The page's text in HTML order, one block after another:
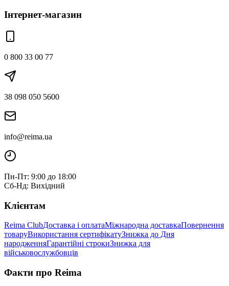
Інтернет-магазин
0 800 33 00 77
38 098 050 5600
info@reima.ua
Пн-Пт: 9:00 до 18:00
Сб-Нд: Вихідний
Клієнтам
Reima ClubДоставка і оплатаМіжнародна доставкаПовернення
товаруВикористання сертифікатуЗнижка до Дня
народженняГарантійні строкиЗнижка для
військовослужбовців
Факти про Reima